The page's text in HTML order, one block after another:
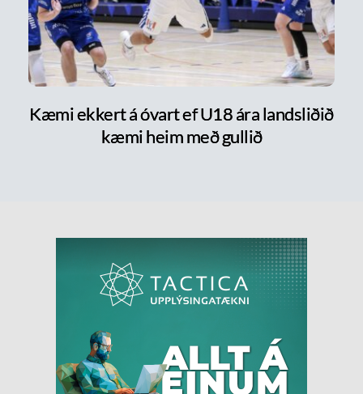
Kæmi ekkert á óvart ef U18 ára landsliðið
kæmi heim með gullið